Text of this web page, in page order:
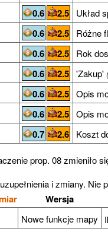
0.6 2.5
Układ
0.6 2.5 Różne
0.6 2.5
Rok
0.6 2.5 'Zakup'
0.6 2.5 Opis
0.6 2.5 Opis
0.7 2.6 Koszt
prop. 08 zmieniło
i zmiany. Nie
Wersja
Nowe funkcje mapy